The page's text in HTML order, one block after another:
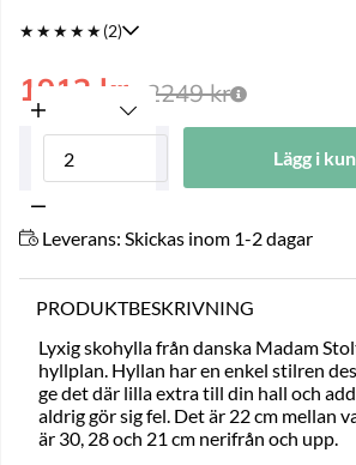
★★★★★(2)
2249kr
1912 kr
Lägg i
Leverans: Skickas inom 1-2 dagar
PRODUKTBESKRIVNING
Lyxig skohylla från danska Madam
hyllplan. Hyllan har en enkel stilren
ge det där lilla extra till din hall och
aldrig gör sig fel. Det är 22 cm mellan
är 30, 28 och 21 cm nerifrån och upp.